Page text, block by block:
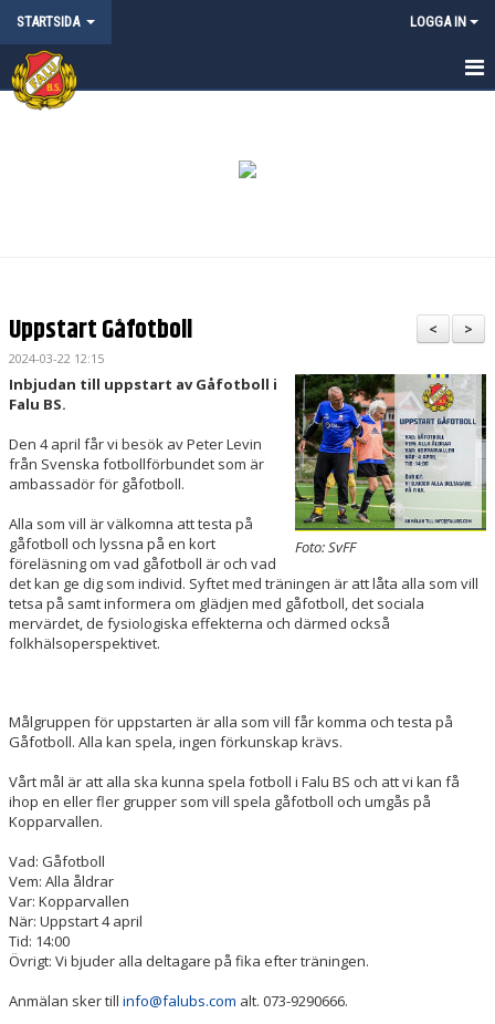
STARTSIDA LOGGA IN
STARTSIDA
KONTAKT
FALU BS KLUBBSHOP
ANMÄLAN CAMPER & LÄGER
>
<
Uppstart Gåfotboll
2024-03-22 12:15
Foto: SvFF
Inbjudan till uppstart av Gåfotboll i
Falu BS.
Den 4 april får vi besök av Peter Levin
från Svenska fotbollförbundet som är
ambassadör för gåfotboll.
Alla som vill är välkomna att testa på
gåfotboll och lyssna på en kort
föreläsning om vad gåfotboll är och vad
det kan ge dig som individ. Syftet med träningen är att låta alla som vill
tetsa på samt informera om glädjen med gåfotboll, det sociala
mervärdet, de fysiologiska effekterna och därmed också
folkhälsoperspektivet.
Målgruppen för uppstarten är alla som vill får komma och testa på
Gåfotboll. Alla kan spela, ingen förkunskap krävs.
Vårt mål är att alla ska kunna spela fotboll i Falu BS och att vi kan få
ihop en eller fler grupper som vill spela gåfotboll och umgås på
Kopparvallen.
Vad: Gåfotboll
Vem: Alla åldrar
Var: Kopparvallen
När: Uppstart 4 april
Tid: 14:00
Övrigt: Vi bjuder alla deltagare på fika efter träningen.
Anmälan sker till info@falubs.com alt. 073-9290666.